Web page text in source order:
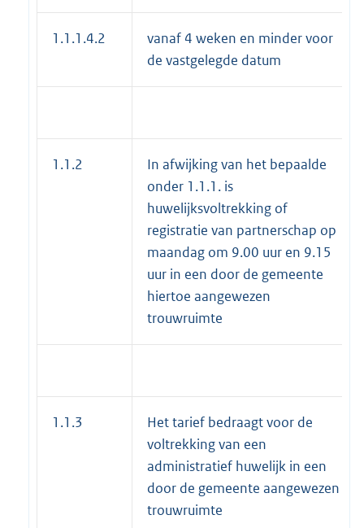
1.1.1.4.2
vanaf 4 weken en minder voor
de vastgelegde datum
1.1.2
In afwijking van het bepaalde
onder 1.1.1. is
huwelijksvoltrekking of
registratie van partnerschap op
maandag om 9.00 uur en 9.15
uur in een door de gemeente
hiertoe aangewezen
trouwruimte
1.1.3
Het tarief bedraagt voor de
voltrekking van een
administratief huwelijk in een
door de gemeente aangewezen
trouwruimte